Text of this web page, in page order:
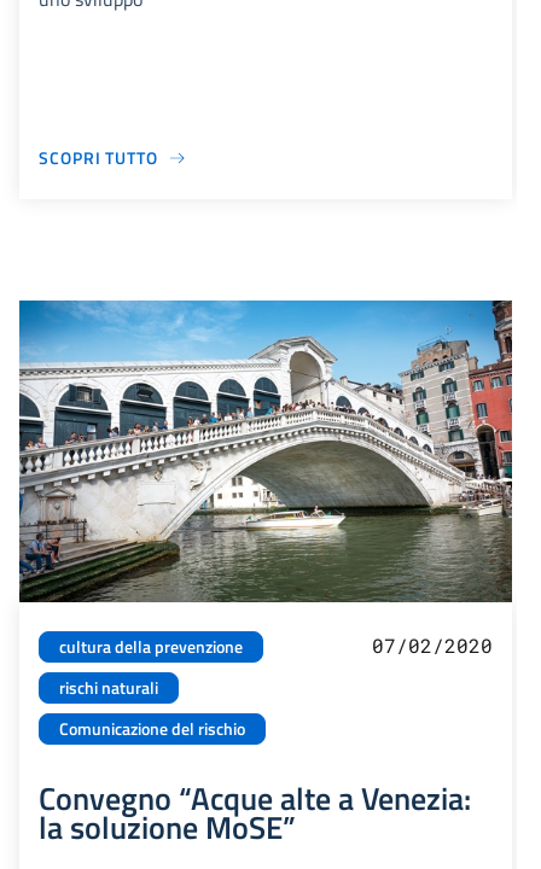
SCOPRI TUTTO
cultura della prevenzione
rischi naturali
Comunicazione del rischio
07/02/2020
Convegno “Acque alte a Venezia:
la soluzione MoSE”